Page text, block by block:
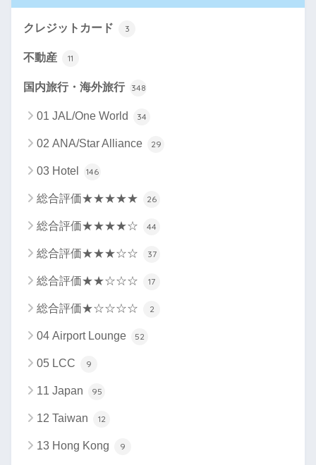
クレジットカード 3
不動産 11
国内旅行・海外旅行 348
01 JAL/One World 34
02 ANA/Star Alliance 29
03 Hotel 146
総合評価★★★★★ 26
総合評価★★★★☆ 44
総合評価★★★☆☆ 37
総合評価★★☆☆☆ 17
総合評価★☆☆☆☆ 2
04 Airport Lounge 52
05 LCC 9
11 Japan 95
12 Taiwan 12
13 Hong Kong 9